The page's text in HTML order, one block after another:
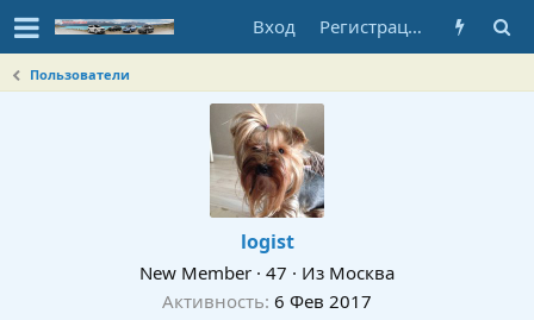
Вход Регистрация
Пользователи
logist
New Member · 47 · Из Москва
Активность 6 Фев 2017